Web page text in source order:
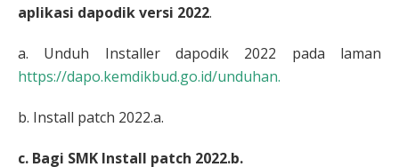
aplikasi dapodik versi 2022.
a. Unduh Installer dapodik 2022 pada laman
https://dapo.kemdikbud.go.id/unduhan.
b. Install patch 2022.a.
c. Bagi SMK Install patch 2022.b.